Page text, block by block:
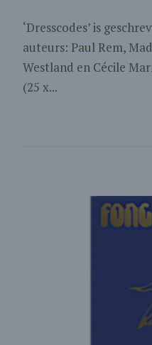
‘Dresscodes’ is
auteurs: Paul Rem,
Westland en Cécile
(25 x...